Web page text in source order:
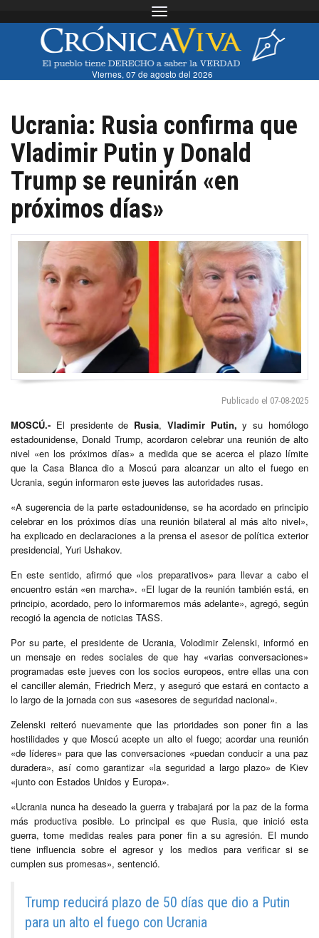
Toggle navigation
Viernes, 07 de agosto del 2026
Ucrania: Rusia confirma que
Vladimir Putin y Donald
Trump se reunirán «en
próximos días»
Publicado el 07-08-2025
MOSCÚ.- El presidente de Rusia, Vladimir Putin, y su homólogo
estadounidense, Donald Trump, acordaron celebrar una reunión de alto
nivel «en los próximos días» a medida que se acerca el plazo límite
que la Casa Blanca dio a Moscú para alcanzar un alto el fuego en
Ucrania, según informaron este jueves las autoridades rusas.
«A sugerencia de la parte estadounidense, se ha acordado en principio
celebrar en los próximos días una reunión bilateral al más alto nivel»,
ha explicado en declaraciones a la prensa el asesor de política exterior
presidencial, Yuri Ushakov.
En este sentido, afirmó que «los preparativos» para llevar a cabo el
encuentro están «en marcha». «El lugar de la reunión también está, en
principio, acordado, pero lo informaremos más adelante», agregó, según
recogió la agencia de noticias TASS.
Por su parte, el presidente de Ucrania, Volodimir Zelenski, informó en
un mensaje en redes sociales de que hay «varias conversaciones»
programadas este jueves con los socios europeos, entre ellas una con
el canciller alemán, Friedrich Merz, y aseguró que estará en contacto a
lo largo de la jornada con sus «asesores de seguridad nacional».
Zelenski reiteró nuevamente que las prioridades son poner fin a las
hostilidades y que Moscú acepte un alto el fuego; acordar una reunión
«de líderes» para que las conversaciones «puedan conducir a una paz
duradera», así como garantizar «la seguridad a largo plazo» de Kiev
«junto con Estados Unidos y Europa».
«Ucrania nunca ha deseado la guerra y trabajará por la paz de la forma
más productiva posible. Lo principal es que Rusia, que inició esta
guerra, tome medidas reales para poner fin a su agresión. El mundo
tiene influencia sobre el agresor y los medios para verificar si se
cumplen sus promesas», sentenció.
Trump reducirá plazo de 50 días que dio a Putin
para un alto el fuego con Ucrania